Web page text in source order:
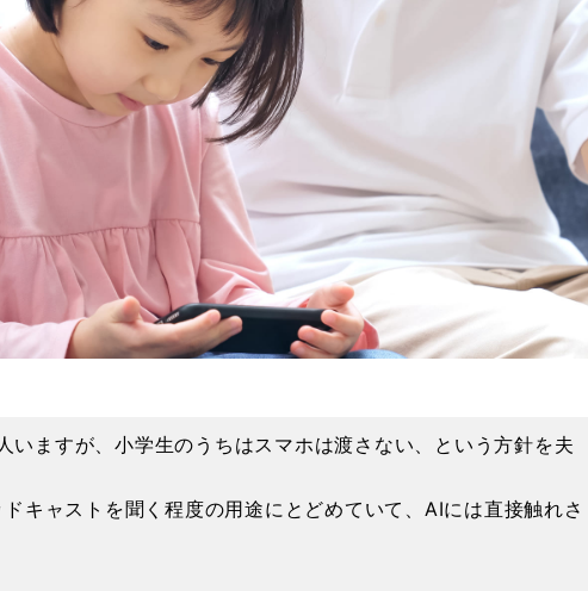
いますが、小学生のうちはスマホは渡さない、という方針を夫
キャストを聞く程度の用途にとどめていて、AIには直接触れさ